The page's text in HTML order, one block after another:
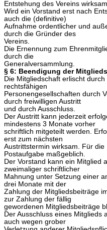
Entstehung des Vereins
Wird ein Vorstand erst nach
auch die (definitive)
Aufnahme ordentlicher und
durch die Gründer des
Vereins.
Die Ernennung zum
durch die
Generalversammlung.
§ 6: Beendigung der
Die Mitgliedschaft erlischt
rechtsfähigen
Personengesellschaften durch
durch freiwilligen Austritt
und durch Ausschluss.
Der Austritt kann jederzeit
mindestens 3 Monate vorher
schriftlich mitgeteilt werden.
erst zum nächsten
Austrittstermin wirksam. Für
Postaufgabe maßgeblich.
Der Vorstand kann ein Mitglied
zweimaliger schriftlicher
Mahnung unter Setzung einer
drei Monate mit der
Zahlung der Mitgliedsbeiträge
zur Zahlung der fällig
gewordenen Mitgliedsbeiträge
Der Ausschluss eines Mitglieds
auch wegen grober